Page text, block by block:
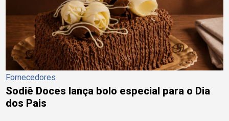
Fornecedores
Sodiê Doces lança bolo especial para o Dia
dos Pais